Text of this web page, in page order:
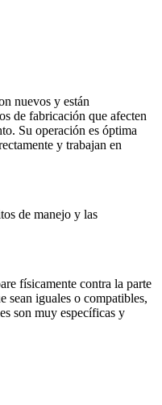
nuevos y están
de fabricación que afecten
Su operación es óptima
y trabajan en
de manejo y las
físicamente contra la parte
sean iguales o compatibles,
son muy específicas y